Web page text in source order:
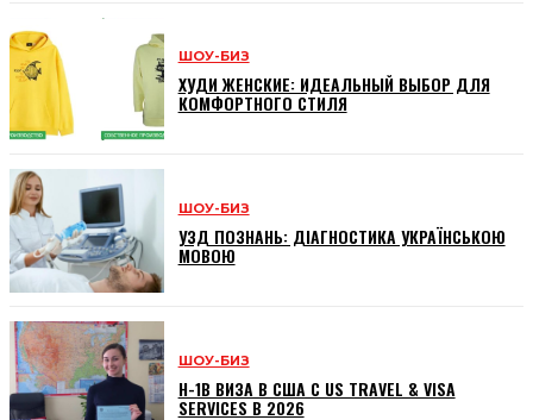
ШОУ-БИЗ
ХУДИ ЖЕНСКИЕ: ИДЕАЛЬНЫЙ ВЫБОР ДЛЯ
КОМФОРТНОГО СТИЛЯ
ШОУ-БИЗ
УЗД ПОЗНАНЬ: ДІАГНОСТИКА УКРАЇНСЬКОЮ
МОВОЮ
ШОУ-БИЗ
H-1B ВИЗА В США С US TRAVEL & VISA
SERVICES В 2026